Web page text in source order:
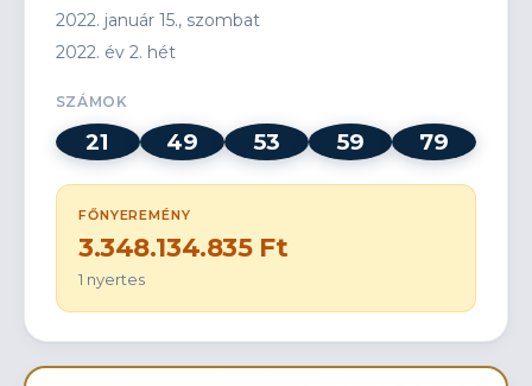
2022. január 15., szombat
2022. év 2. hét
SZÁMOK
21 49 53 59 79
FŐNYEREMÉNY
3.348.134.835 Ft
1 nyertes